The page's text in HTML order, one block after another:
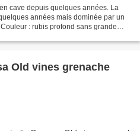
cave depuis quelques années. La
années mais dominée par un
: rubis profond sans grande
Old vines grenache